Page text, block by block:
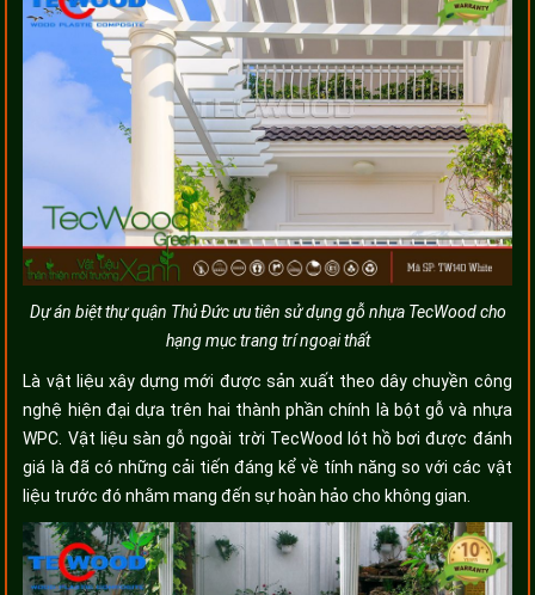
Dự án biệt thự quận Thủ Đức ưu tiên sử dụng gỗ nhựa TecWood cho
hạng mục trang trí ngoại thất
Là vật liệu xây dựng mới được sản xuất theo dây chuyền công
nghệ hiện đại dựa trên hai thành phần chính là bột gỗ và nhựa
WPC. Vật liệu sàn gỗ ngoài trời TecWood lót hồ bơi được đánh
giá là đã có những cải tiến đáng kể về tính năng so với các vật
liệu trước đó nhằm mang đến sự hoàn hảo cho không gian.